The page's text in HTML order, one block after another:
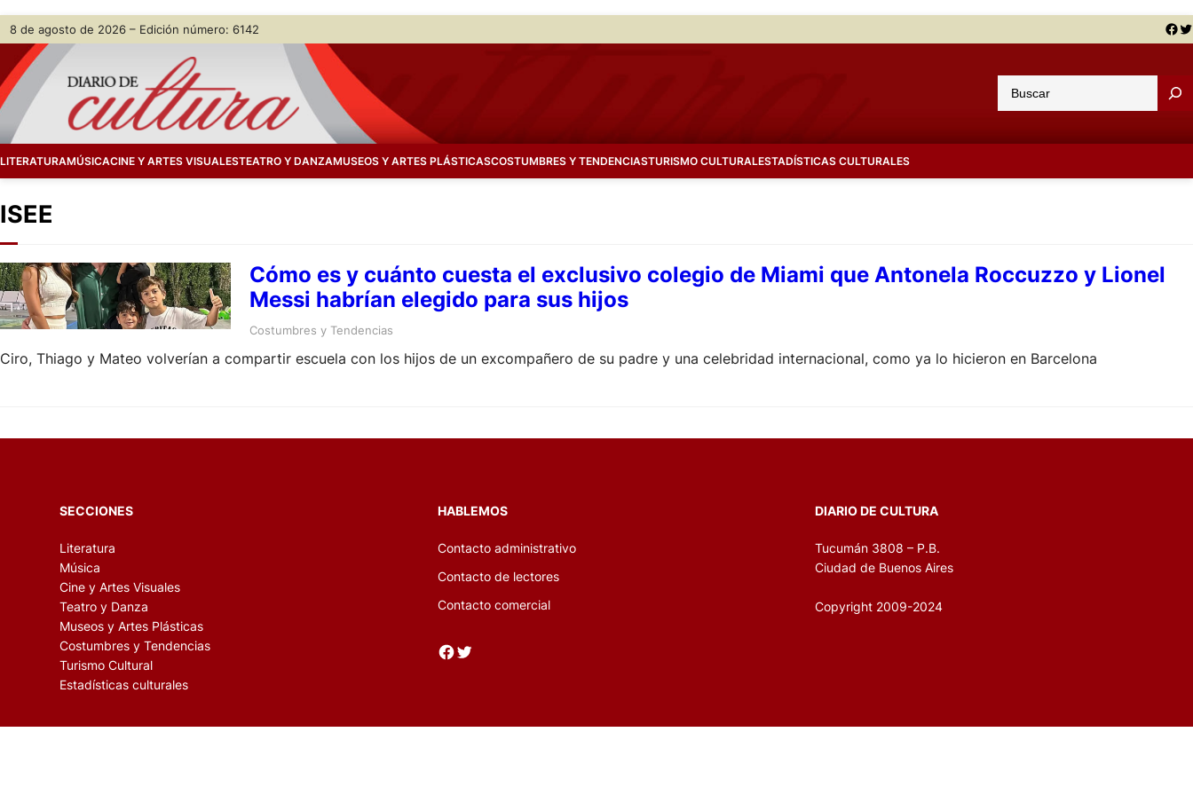
Skip
content
8 de agosto de 2026 – Edición número: 6142 Facebook Twitter
u
a
LITERATURAMÚSICACINE Y ARTES VISUALESTEATRO Y DANZAMUSEOS Y ARTES PLÁSTICASCOSTUMBRES Y TENDENCIASTURISMO CULTURALESTADÍSTICAS CULTURALES
ISEE
Cómo es y cuánto cuesta el exclusivo colegio de Miami que Antonela Roccuzzo y Lionel
Messi habrían elegido para sus hijos
Costumbres y Tendencias
Ciro, Thiago y Mateo volverían a compartir escuela con los hijos de un excompañero de su padre y una celebridad internacional, como ya lo hicieron en Barcelona
SECCIONES
Literatura
Música
Cine y Artes Visuales
Teatro y Danza
Museos y Artes Plásticas
Costumbres y Tendencias
Turismo Cultural
Estadísticas culturales
HABLEMOS
Contacto administrativo
Contacto de lectores
Contacto comercial
Facebook Twitter
DIARIO DE CULTURA
Tucumán 3808 – P.B.
Ciudad de Buenos Aires
Copyright 2009-2024